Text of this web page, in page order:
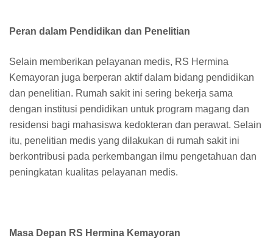
Peran dalam Pendidikan dan Penelitian
Selain memberikan pelayanan medis, RS Hermina
Kemayoran juga berperan aktif dalam bidang pendidikan
dan penelitian. Rumah sakit ini sering bekerja sama
dengan institusi pendidikan untuk program magang dan
residensi bagi mahasiswa kedokteran dan perawat. Selain
itu, penelitian medis yang dilakukan di rumah sakit ini
berkontribusi pada perkembangan ilmu pengetahuan dan
peningkatan kualitas pelayanan medis.
Masa Depan RS Hermina Kemayoran